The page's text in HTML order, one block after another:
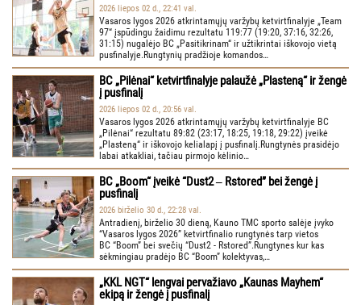
2026 liepos 02 d., 22:41 val.
Vasaros lygos 2026 atkrintamųjų varžybų ketvirtfinalyje „Team
97“ įspūdingu žaidimu rezultatu 119:77 (19:20, 37:16, 32:26,
31:15) nugalėjo BC „Pasitikrinam“ ir užtikrintai iškovojo vietą
pusfinalyje.Rungtynių pradžioje komandos…
BC „Pilėnai“ ketvirtfinalyje palaužė „Plasteną“ ir žengė
į pusfinalį
2026 liepos 02 d., 20:56 val.
Vasaros lygos 2026 atkrintamųjų varžybų ketvirtfinalyje BC
„Pilėnai“ rezultatu 89:82 (23:17, 18:25, 19:18, 29:22) įveikė
„Plasteną“ ir iškovojo kelialapį į pusfinalį.Rungtynės prasidėjo
labai atkakliai, tačiau pirmojo kėlinio…
BC „Boom“ įveikė “Dust2 ‒ Rstored” bei žengė į
pusfinalį
2026 birželio 30 d., 22:28 val.
Antradienį, birželio 30 dieną, Kauno TMC sporto salėje įvyko
“Vasaros lygos 2026” ketvirtfinalio rungtynės tarp vietos
BC “Boom” bei svečių “Dust2 - Rstored”.Rungtynes kur kas
sėkmingiau pradėjo BC “Boom” kolektyvas,…
„KKL NGT“ lengvai pervažiavo „Kaunas Mayhem“
ekipą ir žengė į pusfinalį